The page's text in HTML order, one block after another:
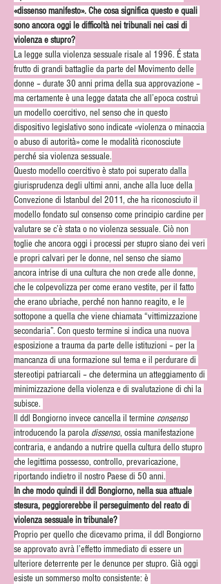
«dissenso manifesto». Che cosa significa questo e quali
sono ancora oggi le difficoltà nei tribunali nei casi di
violenza e stupro?
La legge sulla violenza sessuale risale al 1996. É stata
frutto di grandi battaglie da parte del Movimento delle
donne – durate 30 anni prima della sua approvazione –
ma certamente è una legge datata che all’epoca costruì
un modello coercitivo, nel senso che in questo
dispositivo legislativo sono indicate «violenza o minaccia
o abuso di autorità» come le modalità riconosciute
perché sia violenza sessuale.
Questo modello coercitivo è stato poi superato dalla
giurisprudenza degli ultimi anni, anche alla luce della
Convezione di Istanbul del 2011, che ha riconosciuto il
modello fondato sul consenso come principio cardine per
valutare se c’è stata o no violenza sessuale. Ciò non
toglie che ancora oggi i processi per stupro siano dei veri
e propri calvari per le donne, nel senso che siamo
ancora intrise di una cultura che non crede alle donne,
che le colpevolizza per come erano vestite, per il fatto
che erano ubriache, perché non hanno reagito, e le
sottopone a quella che viene chiamata “vittimizzazione
secondaria”. Con questo termine si indica una nuova
esposizione a trauma da parte delle istituzioni – per la
mancanza di una formazione sul tema e il perdurare di
stereotipi patriarcali – che determina un atteggiamento di
minimizzazione della violenza e di svalutazione di chi la
subisce.
Il ddl Bongiorno invece cancella il termine consenso
introducendo la parola dissenso, ossia manifestazione
contraria, e andando a nutrire quella cultura dello stupro
che legittima possesso, controllo, prevaricazione,
riportando indietro il nostro Paese di 50 anni.
In che modo quindi il ddl Bongiorno, nella sua attuale
stesura, peggiorerebbe il perseguimento del reato di
violenza sessuale in tribunale?
Proprio per quello che dicevamo prima, il ddl Bongiorno
se approvato avrà l’effetto immediato di essere un
ulteriore deterrente per le denunce per stupro. Già oggi
esiste un sommerso molto consistente: è